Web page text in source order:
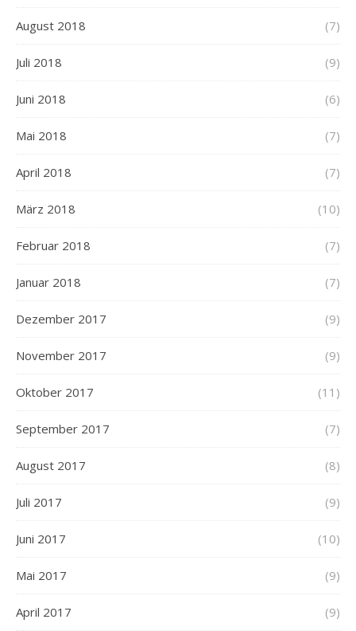
August 2018 (7)
Juli 2018 (9)
Juni 2018 (6)
Mai 2018 (7)
April 2018 (7)
März 2018 (10)
Februar 2018 (7)
Januar 2018 (7)
Dezember 2017 (9)
November 2017 (9)
Oktober 2017 (11)
September 2017 (7)
August 2017 (8)
Juli 2017 (9)
Juni 2017 (10)
Mai 2017 (9)
April 2017 (9)